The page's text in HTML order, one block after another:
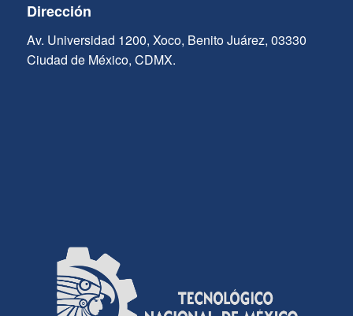
Dirección
Av. Universidad 1200, Xoco, Benito Juárez, 03330
Ciudad de México, CDMX.